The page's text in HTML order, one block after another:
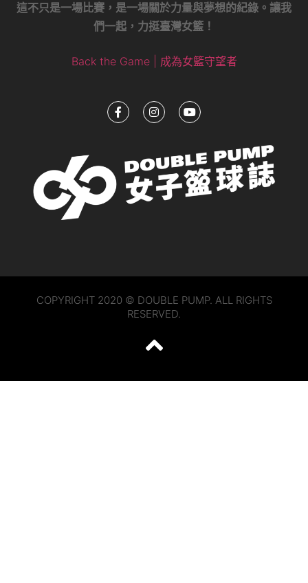
這不只是一場比賽，是一場關於力量與夢想的紀錄。讓我
們一起，力挺臺灣女籃！
Back the Game | 成為女籃守望者
COPYRIGHT 2020 © DOUBLE PUMP. ALL RIGHTS
RESERVED.